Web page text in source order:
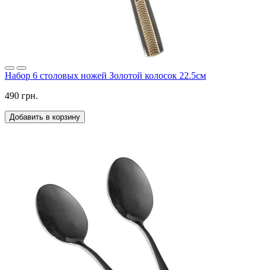
Набор 6 столовых ножей Золотой колосок 22.5см
490 грн.
Добавить в корзину